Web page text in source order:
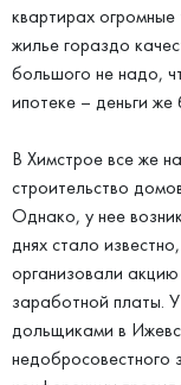
квартирах
жилье гораздо
большого не надо,
ипотеке – деньги же
В Химстрое все же
строительство
Однако, у нее
днях стало
организовали
заработной платы.
дольщиками в
недобросовестного